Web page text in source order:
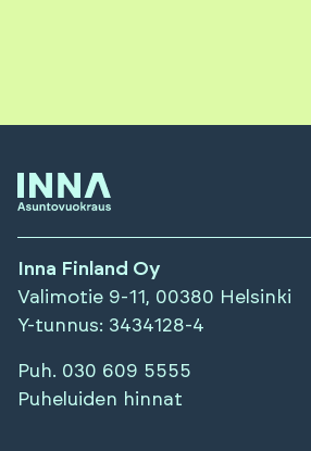
Inna Finland Oy
Valimotie 9-11, 00380 Helsinki
Y-tunnus: 3434128-4
Puh. 030 609 5555
Puheluiden hinnat